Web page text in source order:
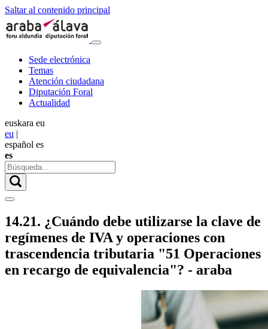
Saltar al contenido principal
Sede electrónica
Temas
Atención ciudadana
Diputación Foral
Actualidad
euskara eu
eu |
español es
es
14.21. ¿Cuándo debe utilizarse la clave de
regímenes de IVA y operaciones con
trascendencia tributaria "51 Operaciones
en recargo de equivalencia"? - araba